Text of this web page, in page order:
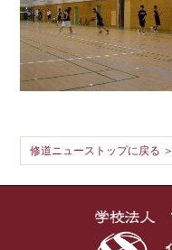
修道ニューストップに戻る ＞